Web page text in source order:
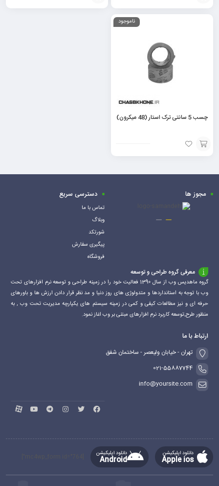
افزودن
افزودن
ناموجود
چسب 5 سانتی ترک ‌استار (48 میکرون)
افزودن
به
مجوز ها دسترسی سریع
تماس با ما
وبلاگ
شورتکد
پیگیری سفارش
فروشگاه
معرفی گروه طراحی و توسعه
گروه ماهدیس وب از سال 1390 فعالیت خود را در زمینه طراحی و توسعه نرم افزارهای تحت
وب با توجه به استانداردها و متدولوژی های روز دنیا و مد نظر قرار دادن ارزش ها و باورهای
حرفه ای و نیز مطالعات کیفی و کمی در زمینه سیستم های یکپارچه مدیریت تحت وب , به
منظور طرح,توسعه کاربرد نرم افزارهای مبتنی بر وب اغاز نمود.
ارتباط با ما
تهران - خیابان ولیعصر - ساختمان شفق
021-55887744
info@yoursite.com
دانلود اپلیکیشن
Apple ios
دانلود اپلیکیشن
Android